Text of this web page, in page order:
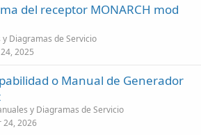
del receptor MONARCH mod
y Diagramas de Servicio
2025
o Manual de Generador
y Diagramas de Servicio
24, 2026